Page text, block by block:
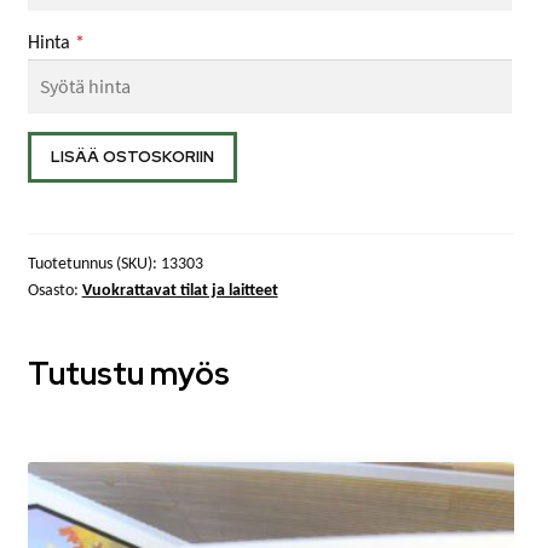
Hinta *
luokan
/
kerta
LISÄÄ OSTOSKORIIN
Tuotetunnus (SKU): 13303
Osasto: Vuokrattavat tilat ja laitteet
Tutustu myös